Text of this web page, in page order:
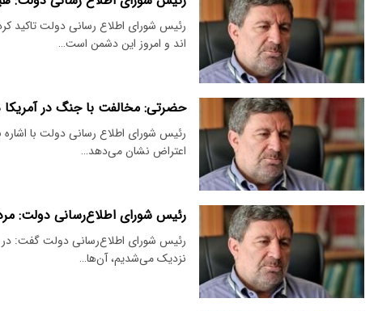
رئیس شورای اطلاع رسانی دولت تاکید
اند و امروز این دشمن است…
حضرتی: مخالفت با جنگ در
اعتراض نشان می‌دهد…
رئیس شورای اطلاع‌رسانی دولت:
رئیس شورای اطلاع‌رسانی دولت گفت: در
نزدیک می‌شدیم، آن‌ها…